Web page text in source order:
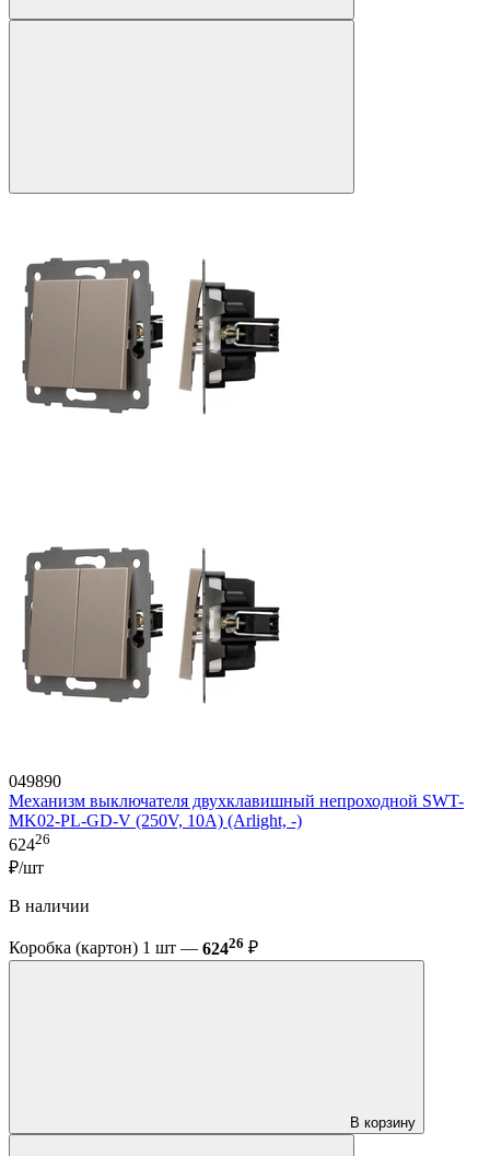
049890
Механизм выключателя двухклавишный непроходной SWT-
MK02-PL-GD-V (250V, 10A) (Arlight, -)
62426
₽/шт
В наличии
Коробка (картон) 1 шт — 62426 ₽
В корзину